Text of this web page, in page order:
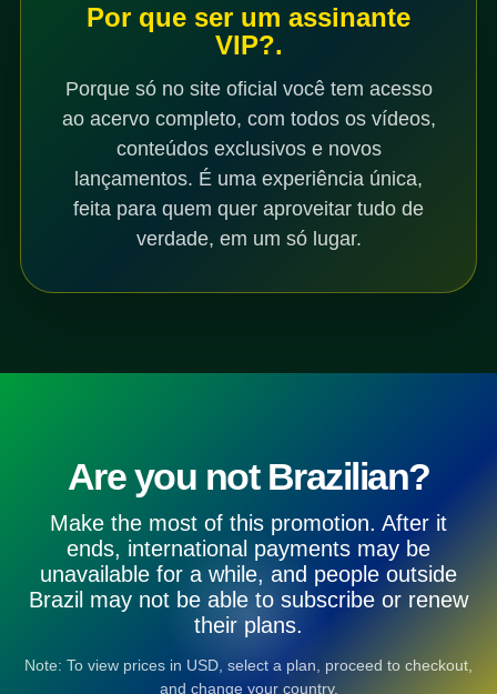
Por que ser um assinante
VIP?.
Porque só no site oficial você tem acesso
ao acervo completo, com todos os vídeos,
conteúdos exclusivos e novos
lançamentos. É uma experiência única,
feita para quem quer aproveitar tudo de
verdade, em um só lugar.
Are you not Brazilian?
Make the most of this promotion. After it
ends, international payments may be
unavailable for a while, and people outside
Brazil may not be able to subscribe or renew
their plans.
Note: To view prices in USD, select a plan, proceed to checkout,
and change your country.